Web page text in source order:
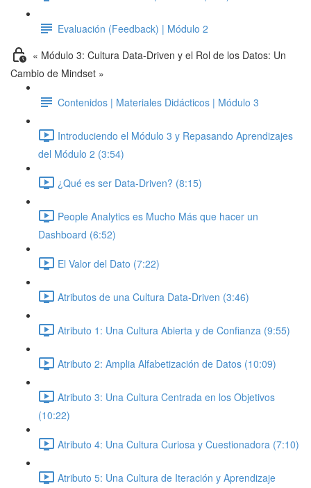
Evaluación (Feedback) | Módulo 2
« Módulo 3: Cultura Data-Driven y el Rol de los Datos: Un
Cambio de Mindset »
Contenidos | Materiales Didácticos | Módulo 3
Introduciendo el Módulo 3 y Repasando Aprendizajes
del Módulo 2 (3:54)
¿Qué es ser Data-Driven? (8:15)
People Analytics es Mucho Más que hacer un
Dashboard (6:52)
El Valor del Dato (7:22)
Atributos de una Cultura Data-Driven (3:46)
Atributo 1: Una Cultura Abierta y de Confianza (9:55)
Atributo 2: Amplia Alfabetización de Datos (10:09)
Atributo 3: Una Cultura Centrada en los Objetivos
(10:22)
Atributo 4: Una Cultura Curiosa y Cuestionadora (7:10)
Atributo 5: Una Cultura de Iteración y Aprendizaje